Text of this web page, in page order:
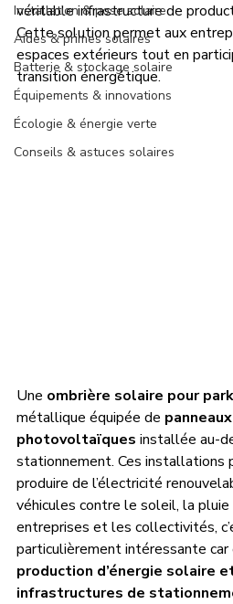
Installation & pose solaire
Aides & primes solaires
Batterie & stockage solaire
Équipements & innovations
Écologie & énergie verte
Conseils & astuces solaires
véritable infrastructure de
Cette solution permet aux
espaces extérieurs tout en
transition énergétique.
Une ombrière solaire pour
métallique équipée de
photovoltaïques installée au-
stationnement. Ces installations
produire de l’électricité
véhicules contre le soleil, la
entreprises et les collectivités,
particulièrement intéressante car
production d’énergie solaire
infrastructures de